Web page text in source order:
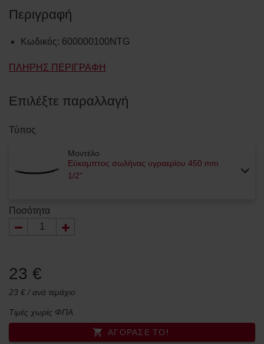
Περιγραφή
Κωδικός: 600000100NTG
ΠΛΉΡΗΣ ΠΕΡΙΓΡΑΦΉ
Επιλέξτε παραλλαγή
Τύπος
Μοντέλο
Εύκαμπτος σωλήνας υγραερίου 450 mm
1/2"
Ποσότητα
23 €
23 € / ανά τεμάχιο
Τιμές χωρίς ΦΠΑ
ΑΓΌΡΑΣΈ ΤΟ!